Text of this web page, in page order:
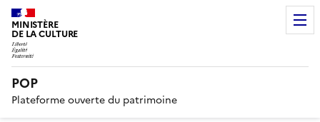
MINISTÈRE
DE LA CULTURE
POP
Plateforme ouverte du patrimoine